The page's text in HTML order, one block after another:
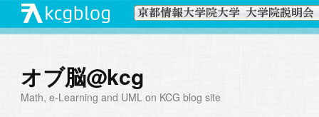
オブ脳@kcg
Math, e-Learning and UML on KCG blog site